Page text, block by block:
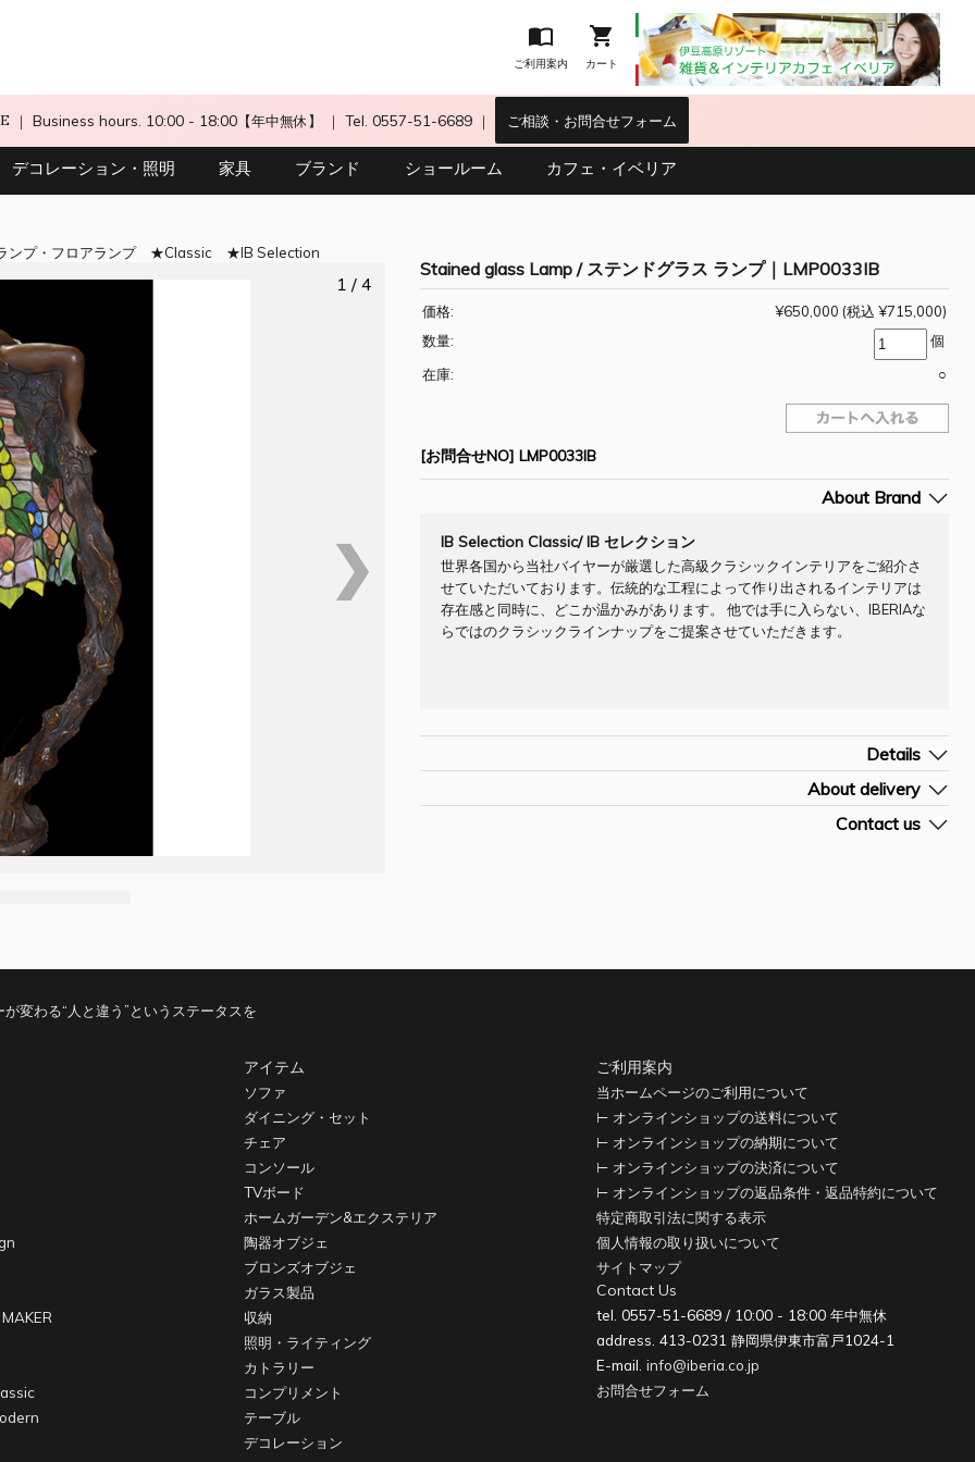

ご利用案内

カート
｜ Business hours. 10:00 - 18:00【年中無休】 ｜ Tel. 0557-51-6689｜ ご相談・お問合せフォーム
デコレーション・照明 家具 ブランド ショールーム カフェ・イベリア
ンプ・フロアランプ Classic IB Selection
Stained glass Lamp / ステンドグラス ランプ｜LMP0033IB
価格: ¥650,000 (税込 ¥715,000)
数量:
個
在庫:
○
1 / 4
❯
[お問合せNO] LMP0033IB
About Brand
IB Selection Classic/ IB セレクション
世界各国から当社バイヤーが厳選した高級クラシックインテリアをご紹介さ
せていただいております。伝統的な工程によって作り出されるインテリアは
存在感と同時に、どこか温かみがあります。 他では手に入らない、IBERIAな
らではのクラシックラインナップをご提案させていただきます。
Details
[原産国] -
About delivery
Contact us
変わる“人と違う”というステータスを
アイテム
ソファ
ダイニング・セット
チェア
コンソール
TVボード
ホームガーデン&エクステリア
陶器オブジェ
ブロンズオブジェ
ガラス製品
収納
照明・ライティング
カトラリー
コンプリメント
テーブル
デコレーション
ご利用案内
当ホームページのご利用について
⊢ オンラインショップの送料について
⊢ オンラインショップの納期について
⊢ オンラインショップの決済について
⊢ オンラインショップの返品条件・返品特約について
特定商取引法に関する表示
個人情報の取り扱いについて
サイトマップ
Contact Us
tel. 0557-51-6689 / 10:00 - 18:00 年中無休
address. 413-0231 静岡県伊東市富戸1024-1
E-mail.info@iberia.co.jp
お問合せフォーム